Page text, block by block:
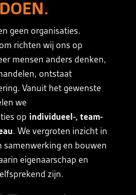
geen organisaties.
richten wij ons op
mensen anders denken,
ontstaat
Vanuit het gewenste
we
op individueel-, team-
. We vergroten inzicht in
samenwerking en bouwen
eigenaarschap en
zijn.